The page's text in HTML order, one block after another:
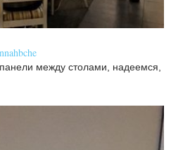
между столами, надеемся,